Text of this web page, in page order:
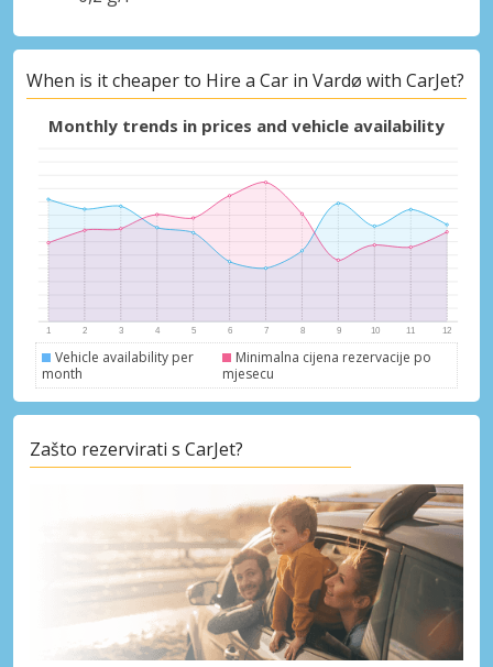
Posebni popusti
Pristupite ekskluzivnim ponudama naših
dobavljača
When is it cheaper to Hire a Car in Vardø with CarJet?
Monthly trends in prices and vehicle availability
Vehicle availability per
month
Minimalna cijena rezervacije po
mjesecu
Zašto rezervirati s CarJet?